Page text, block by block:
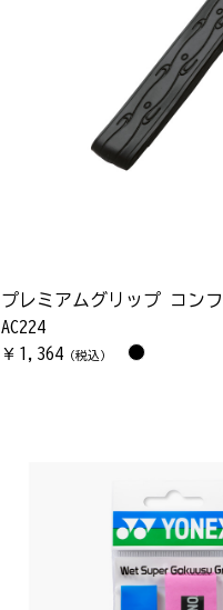
プレミアムグリップ コン
AC224
￥ 1,364 （税込）